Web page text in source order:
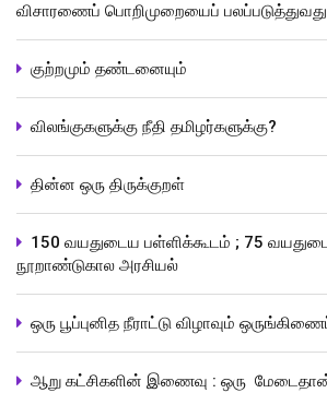
விசாரணைப் பொறிமுறையைப்
குற்றமும் தண்டனையும்
விலங்குகளுக்கு நீதி தமிழர்களுக்கு?
தின்ன ஒரு திருக்குறள்
150 வயதுடைய பள்ளிக்கூடம் ; 75
நூறாண்டுகால அரசியல்
ஒரு பூப்புனித நீராட்டு விழாவும்
ஆறு கட்சிகளின் இணைவு : ஒரு